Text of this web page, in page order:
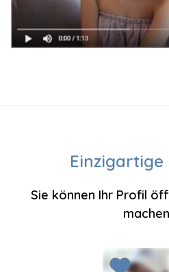
Einzigartige
Sie können Ihr Profil
machen